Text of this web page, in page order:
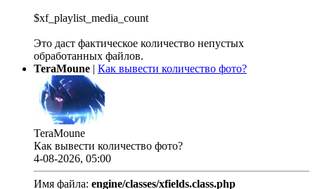
$xf_playlist_media_count
Это даст фактическое количество непустых
обработанных файлов.
TeraMoune | Как вывести количество фото?
TeraMoune
Как вывести количество фото?
4-08-2026, 05:00
Имя файла: engine/classes/xfields.class.php